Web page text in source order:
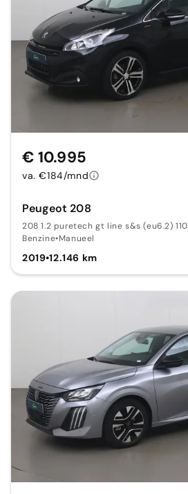
Peugeot 208
208 1.2 puretech gt line s&s (eu6.2) 110
Benzine•Manueel
2019•12.146 km
€ 10.995
va. €184/mnd